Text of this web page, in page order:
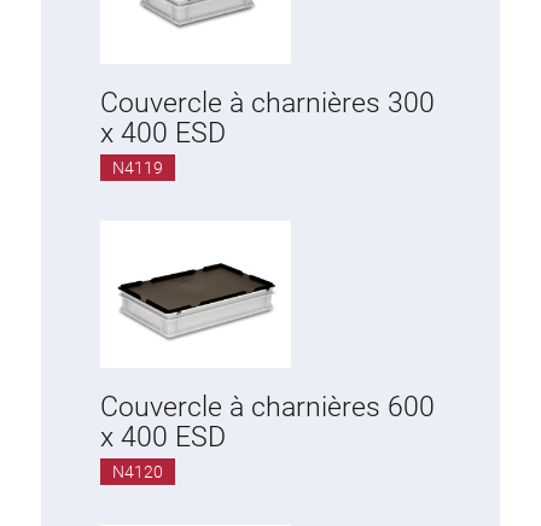
Couvercle à charnières 300
x 400 ESD
N4119
Couvercle à charnières 600
x 400 ESD
N4120